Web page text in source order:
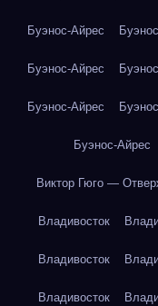
Буэнос-Айрес
Буэнос-Айрес
Буэнос-Айрес
Буэнос-Айрес
Виктор Гюго —
Владивосток
Владивосток
Владивосток